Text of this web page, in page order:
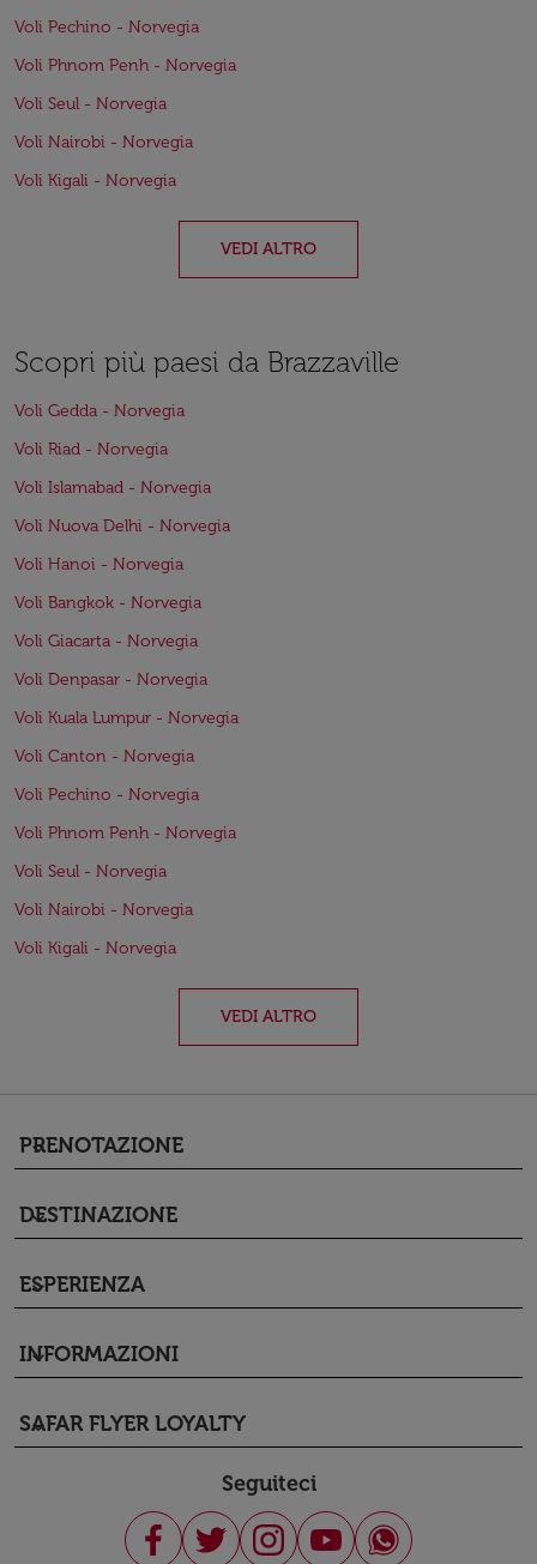
Voli Pechino - Norvegia
Voli Phnom Penh - Norvegia
Voli Seul - Norvegia
Voli Nairobi - Norvegia
Voli Kigali - Norvegia
VEDI ALTRO
Scopri più paesi da Brazzaville
Voli Gedda - Norvegia
Voli Riad - Norvegia
Voli Islamabad - Norvegia
Voli Nuova Delhi - Norvegia
Voli Hanoi - Norvegia
Voli Bangkok - Norvegia
Voli Giacarta - Norvegia
Voli Denpasar - Norvegia
Voli Kuala Lumpur - Norvegia
Voli Canton - Norvegia
Voli Pechino - Norvegia
Voli Phnom Penh - Norvegia
Voli Seul - Norvegia
Voli Nairobi - Norvegia
Voli Kigali - Norvegia
VEDI ALTRO
PRENOTAZIONE
keyboard_arrow_down
DESTINAZIONE
keyboard_arrow_down
ESPERIENZA
keyboard_arrow_down
INFORMAZIONI
keyboard_arrow_down
SAFAR FLYER LOYALTY
keyboard_arrow_down
Seguiteci